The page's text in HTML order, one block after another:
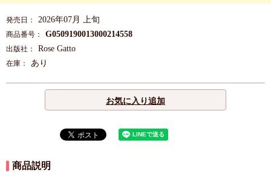
発売日： 2026年07月 上旬
商品番号： G0509190013000214558
出版社： Rose Gatto
在庫： あり
お気に入り追加
商品説明